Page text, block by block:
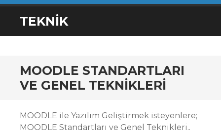
SKIP
TO
TEKNIK
MOODLE STANDARTLARI
VE GENEL TEKNIKLERI
MOODLE ile Yazılım Geliştirmek isteyenlere;
MOODLE Standartları ve Genel Teknikleri..